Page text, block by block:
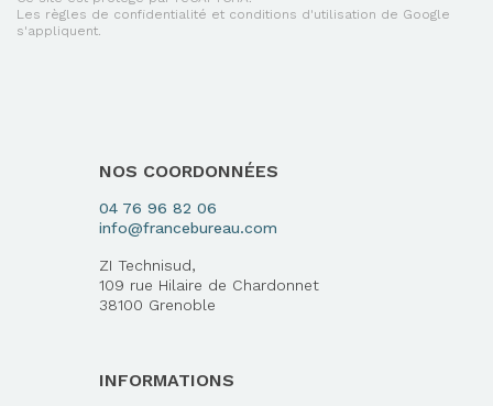
Les règles de confidentialité et conditions d'utilisation de Google
s'appliquent.
NOS COORDONNÉES
04 76 96 82 06
info@francebureau.com
ZI Technisud,
109 rue Hilaire de Chardonnet
38100 Grenoble
INFORMATIONS